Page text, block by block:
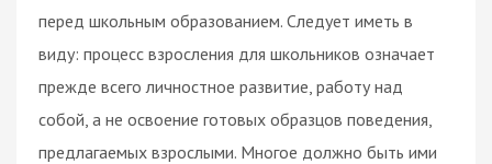
перед школьным образованием. Следует иметь в
виду: процесс взросления для школьников означает
прежде всего личностное развитие, работу над
собой, а не освоение готовых образцов поведения,
предлагаемых взрослыми. Многое должно быть ими